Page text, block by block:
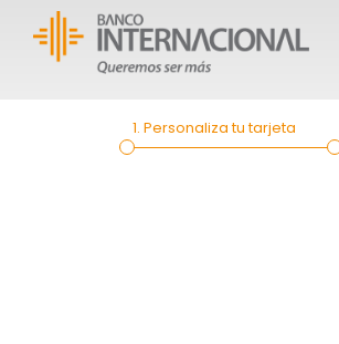
1. Personaliza tu tarjeta